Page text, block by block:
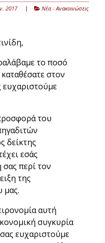
2017 Νέα - Ανακοινώσεις
το ποσό
στον
ευχαριστούμε
του
δείκτης
εσάς
περί τον
της
μας.
αυτή
συγκυρία
ευχαριστούμε